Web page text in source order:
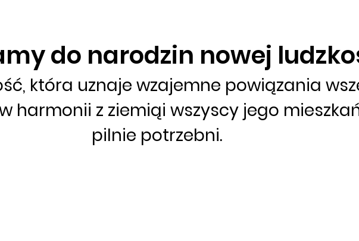
do narodzin nowej
która uznaje wzajemne powiązania
harmonii z ziemiąi wszyscy jego
pilnie potrzebni.